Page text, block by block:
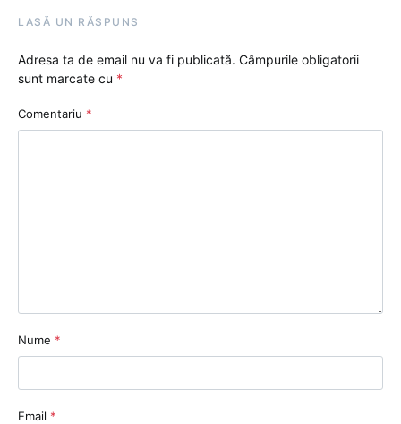
LASĂ UN RĂSPUNS
Adresa ta de email nu va fi publicată. Câmpurile obligatorii
sunt marcate cu *
Comentariu *
Nume *
Email *